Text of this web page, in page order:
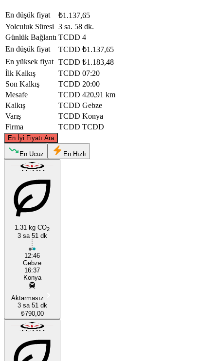
En düşük fiyat
₺1.137,65
Yolculuk Süresi 3 sa. 58 dk.
Günlük Bağlantı TCDD 4
En düşük fiyat
TCDD ₺1.137,65
En yüksek fiyat TCDD ₺1.183,48
İlk Kalkış
TCDD 07:20
Son Kalkış
TCDD 20:00
Mesafe
TCDD 420,91 km
Kalkış
TCDD Gebze
Varış
TCDD Konya
Firma
TCDD TCDD
En İyi Fiyatı Ara
Gebze
En Ucuz En Hızlı
1.31 kg CO2
3 sa 51 dk
12:46
Gebze
16:37
Konya
Aktarmasız
3 sa 51 dk
₺790,00